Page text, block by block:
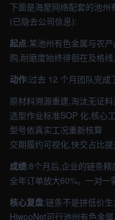
下面是海屋网络配套的池
(已隐去公司信息):
起点:某池州有色金属与农
购,耐磨度始终徘徊在及格线
动作:过去 12 个月团队完成
原材料溯源重建,淘汰无证料
选型作业标准SOP 化,核心
型号依真实工况重新核算
交期履约可视化,快交占比提
成绩:8个月后,企业的链条
全年订单放大60%。一对一
核心复盘:链条不是拼低价
HiwooNet可行池州有色金